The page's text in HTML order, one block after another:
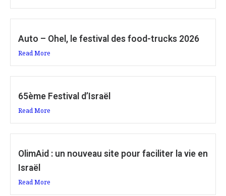
Auto – Ohel, le festival des food-trucks 2026
Read More
65ème Festival d’Israël
Read More
OlimAid : un nouveau site pour faciliter la vie en
Israël
Read More